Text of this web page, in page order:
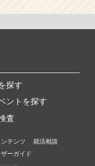
探す
ントを探す
査
テンツ
就活相談
ーガイド